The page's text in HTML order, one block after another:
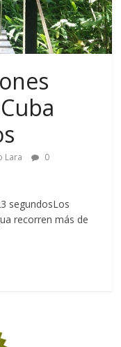
Lara
0
segundosLos
recorren más de